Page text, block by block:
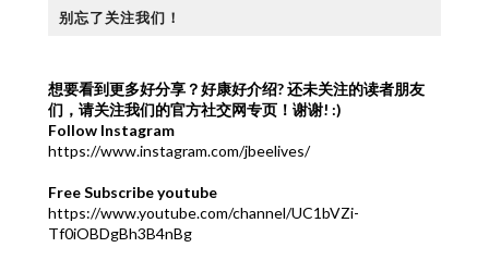
别忘了关注我们！
想要看到更多好分享？好康好介绍?还未关注的读者朋友
们，请关注我们的官方社交网专页！谢谢! :)
Follow Instagram
https://www.instagram.com/jbeelives/
Free Subscribe youtube
https://www.youtube.com/channel/UC1bVZi-
Tf0iOBDgBh3B4nBg